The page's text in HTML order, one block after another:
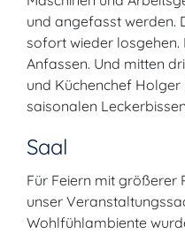
und angefasst werden.
sofort wieder losgehen.
Anfassen. Und mitten
und Küchenchef
saisonalen
Saal
Für Feiern mit größerer
unser
Wohlfühlambiente